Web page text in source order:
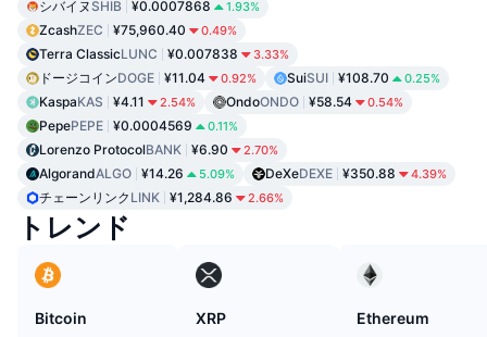
シバイヌ SHIB ¥0.0007868 1.93%
ZcashZEC ¥75,960.40 0.49%
Terra ClassicLUNC ¥0.007838 3.33%
ドージコインDOGE ¥11.04 0.92% SuiSUI ¥108.70 0.25%
KaspaKAS ¥4.11 2.54% OndoONDO ¥58.54 0.54%
PepePEPE ¥0.0004569 0.11%
Lorenzo ProtocolBANK ¥6.90 2.70%
AlgorandALGO ¥14.26 5.09% DeXeDEXE ¥350.88 4.39%
チェーンリンク LINK ¥1,284.86 2.66%
トレンド
Bitcoin
XRP
Ethereum